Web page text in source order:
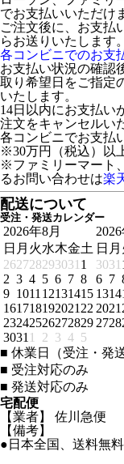
でお支払いいただけ
ご注文後に、お支払
らお送りいたします。
各コンビニでのお支
お支払い状況の確認
取り希望日をご指定
いたします。
14日以内にお支払い
注文をキャンセルい
各コンビニでお支払
※30万円（税込）以
※ファミリーマート
るお問い合わせは楽
配送について
受注・発送カレンダー
2026年8月
日 月 火水木金土
2627282930311
2 3 4 5 6 7 8
9 101112131415
16171819202122
23242526272829
30311 2 3 4 5
2026
日 月
3031
6 7
1314
2021
2728
■ 休業日（受注・発
■ 受注対応のみ
■ 発送対応のみ
宅配便
【業者】 佐川急便
【備考】
●日本全国、送料無料